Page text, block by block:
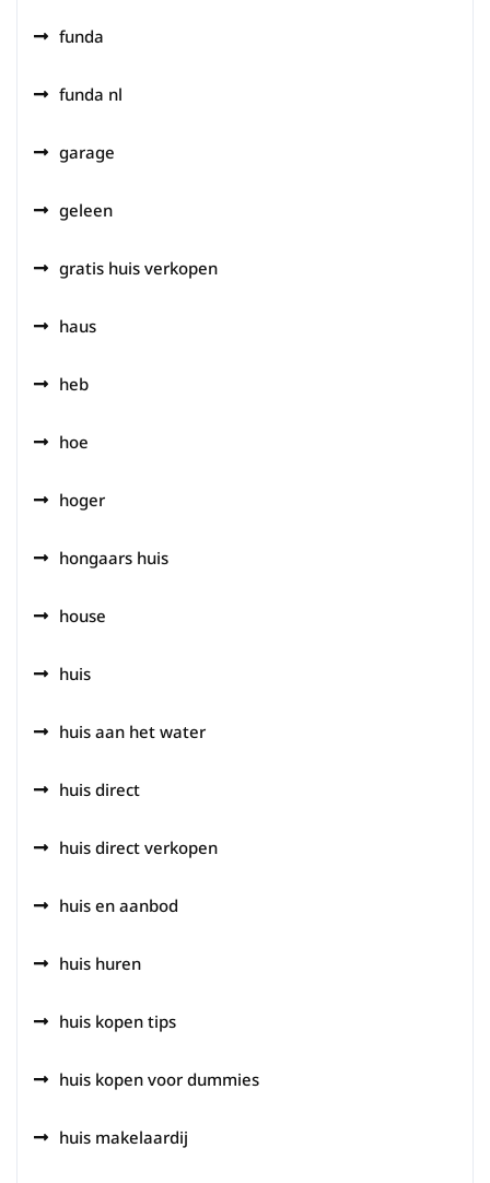
funda
funda nl
garage
geleen
gratis huis verkopen
haus
heb
hoe
hoger
hongaars huis
house
huis
huis aan het water
huis direct
huis direct verkopen
huis en aanbod
huis huren
huis kopen tips
huis kopen voor dummies
huis makelaardij